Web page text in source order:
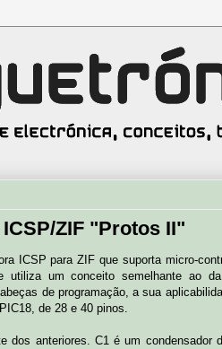
ZIF "Protos II"
ICSP para ZIF que suporta micro-
utiliza um conceito semelhante ao
de programação, a sua
de 28 e 40 pinos.
dos anteriores. C1 é um condensador